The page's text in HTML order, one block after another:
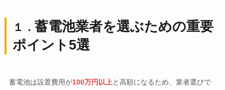
１． 蓄電池業者を選ぶための重要
ポイント5選
蓄電池は設置費用が100万円以上と高額になるため、業者選びで